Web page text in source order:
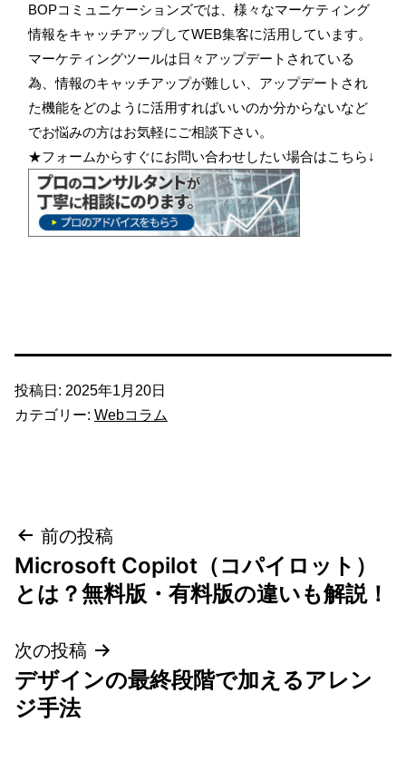
BOPコミュニケーションズでは、様々なマーケティング
情報をキャッチアップしてWEB集客に活用しています。
マーケティングツールは日々アップデートされている
為、情報のキャッチアップが難しい、アップデートされ
た機能をどのように活用すればいいのか分からないなど
でお悩みの方はお気軽にご相談下さい。
★フォームからすぐにお問い合わせしたい場合はこちら↓
投稿日: 2025年1月20日
カテゴリー: Webコラム
投
稿
ビ
ゲ
前の投稿
Microsoft Copilot（コパイロット）
とは？無料版・有料版の違いも解説！
次の投稿
デザインの最終段階で加えるアレン
ジ手法